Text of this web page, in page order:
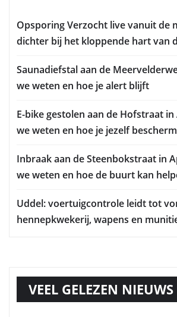
Opsporing Verzocht live vanuit de
dichter bij het kloppende hart van
Saunadiefstal aan de
we weten en hoe je alert blijft
E-bike gestolen aan de Hofstraat
we weten en hoe je jezelf
Inbraak aan de Steenbokstraat in
we weten en hoe de buurt kan
Uddel: voertuigcontrole leidt tot
hennepkwekerij, wapens en
VEEL GELEZEN NIEUWS